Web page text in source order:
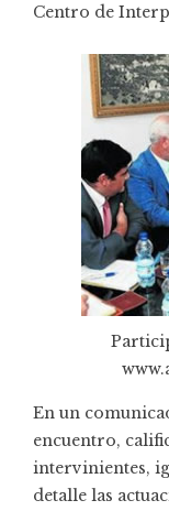
Centro de
En un
encuentro,
intervinientes,
detalle las